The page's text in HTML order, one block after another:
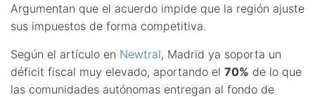
Argumentan que el acuerdo impide que la región ajuste
sus impuestos de forma competitiva.
Según el artículo en Newtral, Madrid ya soporta un
déficit fiscal muy elevado, aportando el 70% de lo que
las comunidades autónomas entregan al fondo de